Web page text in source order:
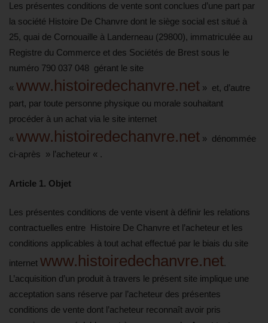
Les présentes conditions de vente sont conclues d’une part par
la société Histoire De Chanvre dont le siège social est situé à
25, quai de Cornouaille à Landerneau (29800), immatriculée au
Registre du Commerce et des Sociétés de Brest sous le
numéro 790 037 048 gérant le site
« www.histoiredechanvre.net » et, d’autre
part, par toute personne physique ou morale souhaitant
procéder à un achat via le site internet
« www.histoiredechanvre.net » dénommée
ci-après » l’acheteur « .
Article 1. Objet
Les présentes conditions de vente visent à définir les relations
contractuelles entre Histoire De Chanvre et l’acheteur et les
conditions applicables à tout achat effectué par le biais du site
internet www.histoiredechanvre.net.
L’acquisition d’un produit à travers le présent site implique une
acceptation sans réserve par l’acheteur des présentes
conditions de vente dont l’acheteur reconnaît avoir pris